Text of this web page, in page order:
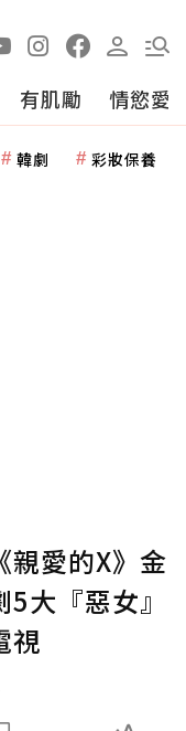
有肌勵 情慾愛
韓劇 彩妝保養
親愛的X》金
大『惡女』
視